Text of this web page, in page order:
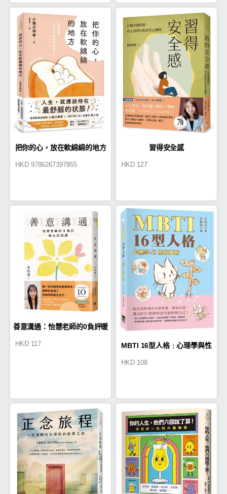
把你的心，放在軟綿綿的地方
HKD 9786267397855
習得安全感
HKD 127
善意溝通：怡慧老師的0負評暖
HKD 117 MBTI 16型人格﹕心理學與性
HKD 108